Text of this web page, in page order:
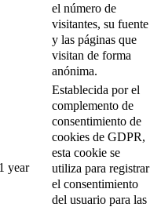
el número de
visitantes, su fuente
y las páginas que
visitan de forma
anónima.
1 year
Establecida por el
complemento de
consentimiento de
cookies de GDPR,
esta cookie se
utiliza para registrar
el consentimiento
del usuario para las